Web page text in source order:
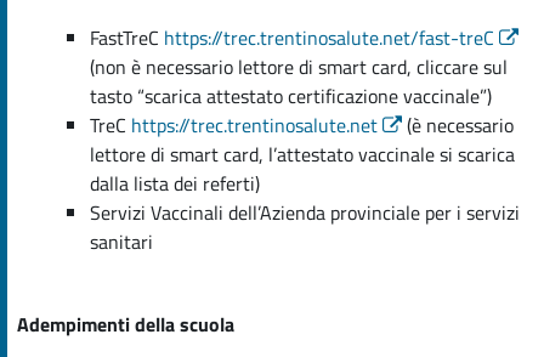
FastTreC https://trec.trentinosalute.net/fast-treC
(non è necessario lettore di smart card, cliccare sul
tasto “scarica attestato certificazione vaccinale”)
TreC https://trec.trentinosalute.net
(è necessario
lettore di smart card, l’attestato vaccinale si scarica
dalla lista dei referti)
Servizi Vaccinali dell’Azienda provinciale per i servizi
sanitari
Adempimenti della scuola